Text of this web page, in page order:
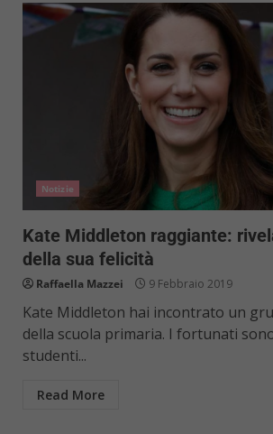
Notizie
Kate Middleton raggiante:
della sua felicità
Raffaella Mazzei 9 Febbraio 2019
Kate Middleton hai incontrato un
della scuola primaria. I fortunati
studenti...
Read More